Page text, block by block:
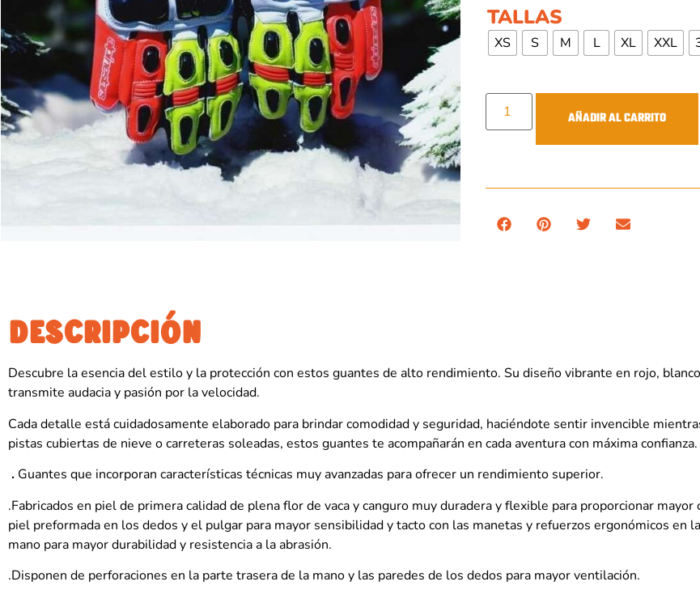
TALLAS
XS S M L XL XXL
AÑADIR AL CARRITO
DESCRIPCIÓN
Descubre la esencia del estilo y la protección con estos guantes de alto rendimiento. Su diseño vibrante en rojo,
transmite audacia y pasión por la velocidad.
Cada detalle está cuidadosamente elaborado para brindar comodidad y seguridad, haciéndote sentir invencible
pistas cubiertas de nieve o carreteras soleadas, estos guantes te acompañarán en cada aventura con máxima confianza.
. Guantes que incorporan características técnicas muy avanzadas para ofrecer un rendimiento superior.
.Fabricados en piel de primera calidad de plena flor de vaca y canguro muy duradera y flexible para proporcionar
piel preformada en los dedos y el pulgar para mayor sensibilidad y tacto con las manetas y refuerzos ergonómicos en
mano para mayor durabilidad y resistencia a la abrasión.
.Disponen de perforaciones en la parte trasera de la mano y las paredes de los dedos para mayor ventilación.